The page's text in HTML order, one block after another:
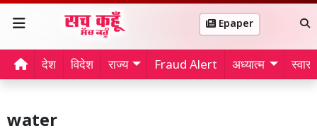
Epaper
देश विदेश राज्य Fraud Alert अध्यात्म
water